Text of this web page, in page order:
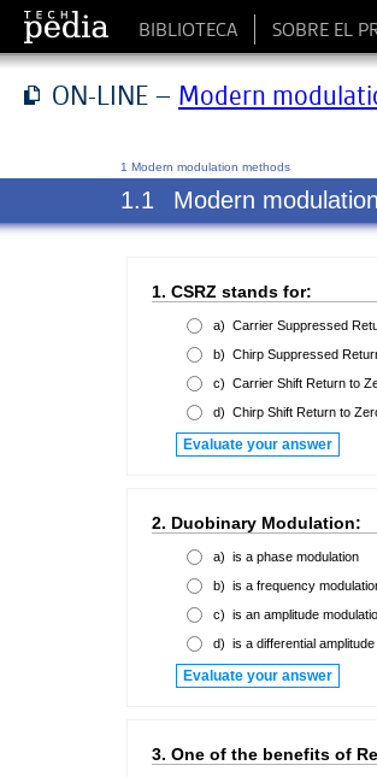
BIBLIOTECA SOBRE EL
ON-LINE – Modern